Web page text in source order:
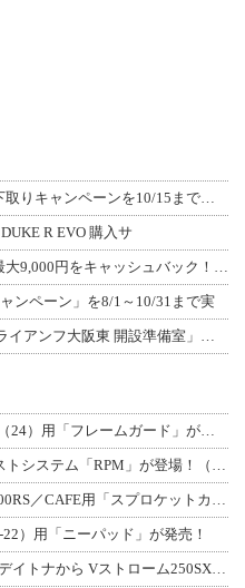
R EVO 購入サ
ンペーン」を8/1～10/31まで実
）用「ニーパッド」が発売！